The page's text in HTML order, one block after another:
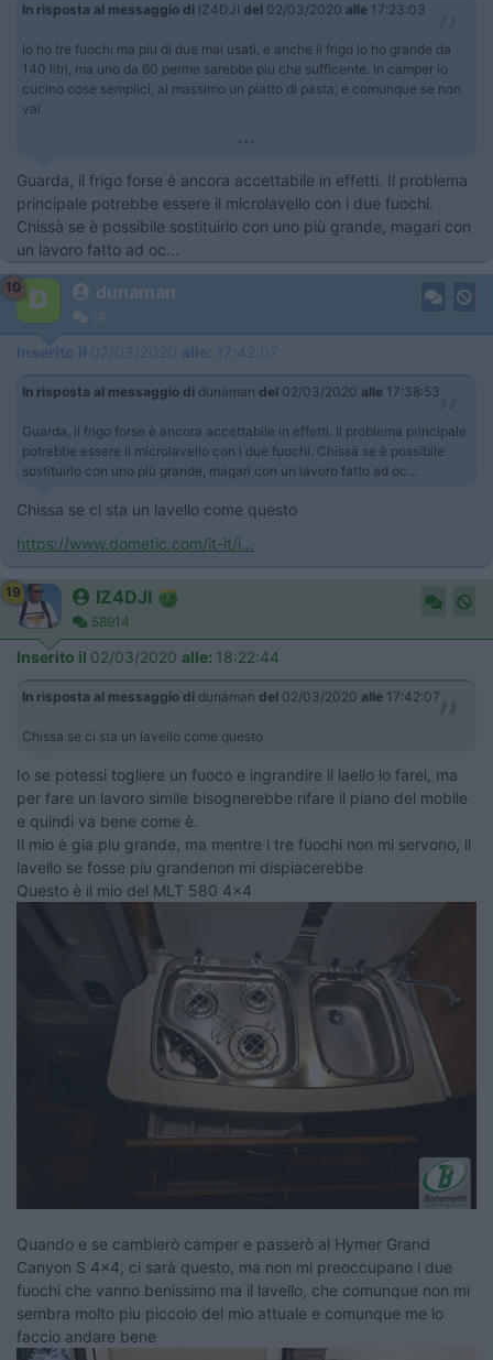
In risposta al messaggio di IZ4DJI del 02/03/2020 alle 17:23:03
Io ho tre fuochi ma piu di due mai usati, e anche il frigo lo ho grande da
140 litri, ma uno da 60 perme sarebbe piu che sufficente. In camper io
cucino cose semplici, al massimo un piatto di pasta, e comunque se non
vai
...
Guarda, il frigo forse è ancora accettabile in effetti. Il problema
principale potrebbe essere il microlavello con i due fuochi.
Chissà se è possibile sostituirlo con uno più grande, magari con
un lavoro fatto ad oc...
10 dunaman
14
Inserito il 02/03/2020 alle: 17:42:07
In risposta al messaggio di dunaman del 02/03/2020 alle 17:38:53
Guarda, il frigo forse è ancora accettabile in effetti. Il problema principale
potrebbe essere il microlavello con i due fuochi. Chissà se è possibile
sostituirlo con uno più grande, magari con un lavoro fatto ad oc...
Chissa se ci sta un lavello come questo
https://www.dometic.com/it-it/i...
19 IZ4DJI
58914
Inserito il 02/03/2020 alle: 18:22:44
In risposta al messaggio di dunaman del 02/03/2020 alle 17:42:07
Chissa se ci sta un lavello come questo
Io se potessi togliere un fuoco e ingrandire il laello lo farei, ma
per fare un lavoro simile bisognerebbe rifare il piano del mobile
e quindi va bene come è.
Il mio è gia piu grande, ma mentre i tre fuochi non mi servono, il
lavello se fosse piu grandenon mi dispiacerebbe
Questo è il mio del MLT 580 4x4
Quando e se cambierò camper e passerò al Hymer Grand
Canyon S 4x4, ci sarà questo, ma non mi preoccupano i due
fuochi che vanno benissimo ma il lavello, che comunque non mi
sembra molto piu piccolo del mio attuale e comunque me lo
faccio andare bene